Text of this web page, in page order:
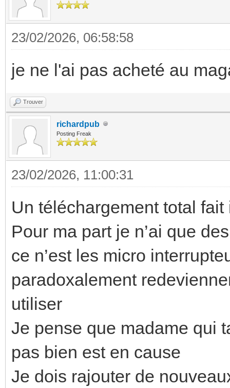
23/02/2026, 06:58:58
je ne l'ai pas acheté au
Trouver
richardpub
Posting Freak
23/02/2026, 11:00:31
Un téléchargement total
Pour ma part je n’ai que
ce n’est les micro
paradoxalement
utiliser
Je pense que madame qui
pas bien est en cause
Je dois rajouter de